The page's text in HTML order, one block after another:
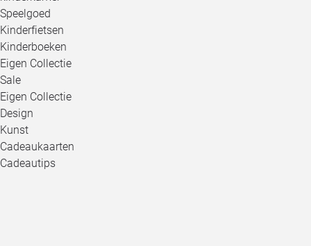
Speelgoed
Kinderfietsen
Kinderboeken
Eigen Collectie
Sale
Eigen Collectie
Design
Kunst
Cadeaukaarten
Cadeautips